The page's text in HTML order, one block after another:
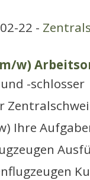
22 -
w)
-schlosser
Ihre